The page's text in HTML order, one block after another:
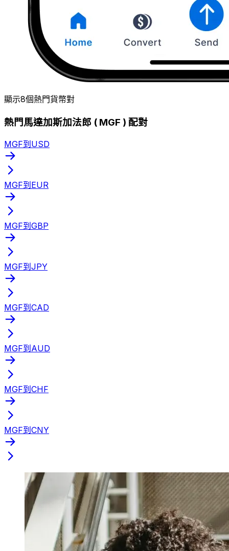
顯示8個熱門貨幣對
熱門馬達加斯加法郎 ( MGF ) 配對
MGF到USD
MGF到EUR
MGF到GBP
MGF到JPY
MGF到CAD
MGF到AUD
MGF到CHF
MGF到CNY